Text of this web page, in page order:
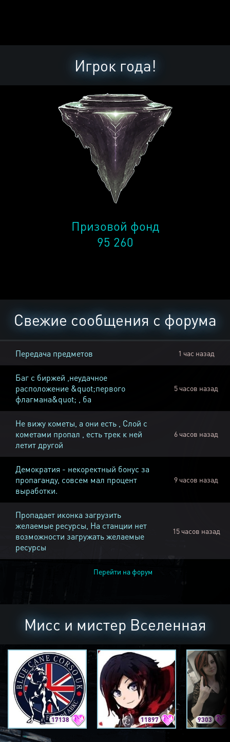
Игрок года!
Призовой фонд
95 260
Свежие сообщения с форума
Передача предметов 1 час назад
Баг с биржей ,неудачное
расположение &quot;первого
флагмана&quot; , ба
5 часов назад
Не вижу кометы, а они есть , Слой с
кометами пропал , есть трек к ней
летит другой
6 часов назад
Демократия - некоректный бонус за
пропаганду, совсем мал процент
выработки.
9 часов назад
Пропадает иконка загрузить
желаемые ресурсы, На станции нет
возможности загружать желаемые
ресурсы
15 часов назад
Перейти на форум
Мисс и мистер Вселенная
17138 11897 9303